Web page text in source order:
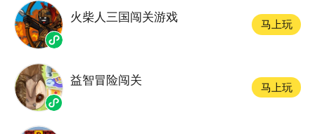
火柴人三国闯关游戏
马上玩
益智冒险闯关
马上玩